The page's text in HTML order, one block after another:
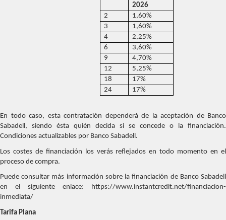
2026
2
1,60%
3
1,60%
4
2,25%
6
3,60%
9
4,70%
12
5,25%
18
17%
24
17%
En todo caso, esta contratación dependerá de la aceptación de Banco
Sabadell, siendo ésta quién decida si se concede o la financiación.
Condiciones actualizables por Banco Sabadell.
Los costes de financiación los verás reflejados en todo momento en el
proceso de compra.
Puede consultar más información sobre la financiación de Banco Sabadell
en el siguiente enlace: https://www.instantcredit.net/financiacion-
inmediata/
Tarifa Plana